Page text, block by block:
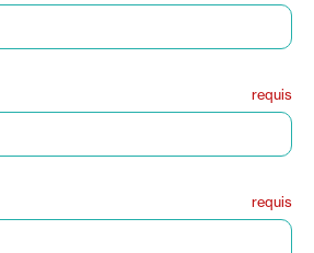
requis
requis